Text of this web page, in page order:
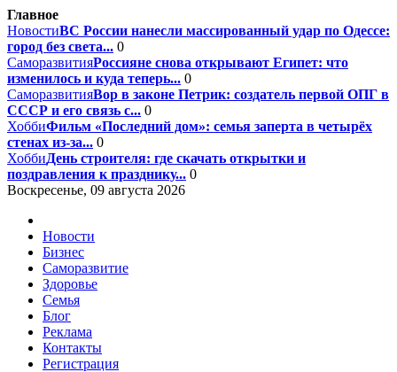
Главное
НовостиВС России нанесли массированный удар по Одессе:
город без света... 0
СаморазвитияРоссияне снова открывают Египет: что
изменилось и куда теперь... 0
СаморазвитияВор в законе Петрик: создатель первой ОПГ в
СССР и его связь с... 0
ХоббиФильм «Последний дом»: семья заперта в четырёх
стенах из-за... 0
ХоббиДень строителя: где скачать открытки и
поздравления к празднику... 0
Воскресенье, 09 августа 2026
Новости
Бизнес
Саморазвитие
Здоровье
Семья
Блог
Реклама
Контакты
Регистрация